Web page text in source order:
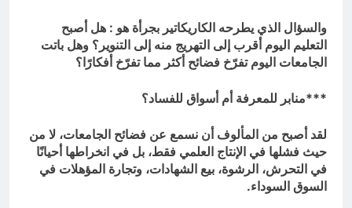
والسؤال الذي يطرحه الكاريكاتير بجرأة هو : هل أصبح
التعليم اليوم أقرب إلى التهريج منه إلى التنوير؟ وهل باتت
الجامعات اليوم تفرّخ فضائح أكثر مما تفرّخ أفكارًا؟
***منابر للمعرفة أم أسواق للفساد؟
لقد أصبح من المألوف أن نسمع عن فضائح الجامعات، لا من
حيث فشلها في الإنتاج العلمي فقط، بل في انخراطها أحيانًا
في التحرش، الرشوة، بيع الشهادات، وتجارة المؤهلات في
السوق السوداء.